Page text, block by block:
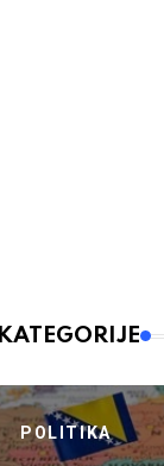
KATEGORIJE
POLITIKA